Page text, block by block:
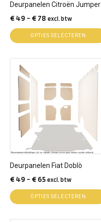
Deurpanelen Citroën Jumper
€ 49 - € 78 Prijsklasse:
€ 49
tot
excl. btw
OPTIES SELECTEREN
worden
op
de
productpagina
Deurpanelen Fiat Doblò
€ 49 - € 65Prijsklasse:
€ 49
tot
excl. btw
OPTIES SELECTEREN
product
heeft
meerdere
variaties.
optie
worden
op
de
productpagina